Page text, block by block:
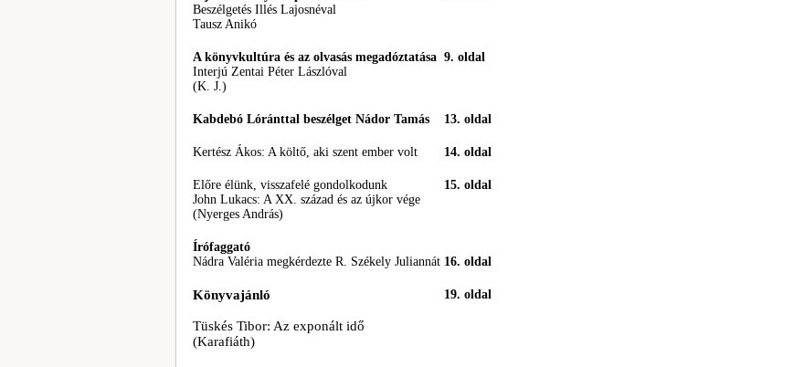
Beszélgetés Illés Lajosnéval
Tausz Anikó
A könyvkultúra és az olvasás megadóztatása
Interjú Zentai Péter Lászlóval
(K. J.)
9. oldal
Kabdebó Lóránttal beszélget Nádor Tamás 13. oldal
Kertész Ákos: A költő, aki szent ember volt 14. oldal
Előre élünk, visszafelé gondolkodunk
John Lukacs: A XX. század és az újkor vége
(Nyerges András)
15. oldal
Írófaggató
Nádra Valéria megkérdezte R. Székely Juliannát 16. oldal
Könyvajánló
Tüskés Tibor: Az exponált idő
(Karafiáth)
19. oldal